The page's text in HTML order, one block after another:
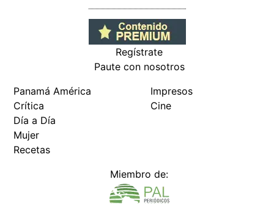
Regístrate
Paute con nosotros
Panamá América
Crítica
Día a Día
Mujer
Recetas
Impresos
Cine
Miembro de: